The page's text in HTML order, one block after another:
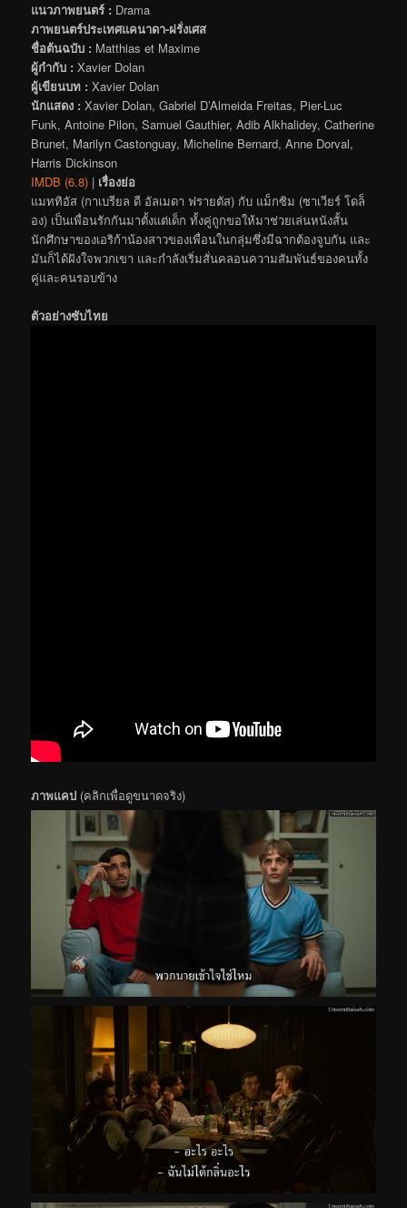
แนวภาพยนตร์ : Drama
ภาพยนตร์ประเทศแคนาดา-ฝรั่งเศส
ชื่อต้นฉบับ : Matthias et Maxime
ผู้กำกับ : Xavier Dolan
ผู้เขียนบท : Xavier Dolan
นักแสดง : Xavier Dolan, Gabriel D’Almeida Freitas, Pier-Luc
Funk, Antoine Pilon, Samuel Gauthier, Adib Alkhalidey, Catherine
Brunet, Marilyn Castonguay, Micheline Bernard, Anne Dorval,
Harris Dickinson
IMDB (6.8) | เรื่องย่อ
แมททิอัส (กาเบรียล ดี อัลเมดา ฟรายตัส) กับ แม็กซิม (ซาเวียร์ โดล็
อง) เป็นเพื่อนรักกันมาตั้งแต่เด็ก ทั้งคู่ถูกขอให้มาช่วยเล่นหนังสั้น
นักศึกษาของเอริก้าน้องสาวของเพื่อนในกลุ่มซึ่งมีฉากต้องจูบกัน และ
มันก็ได้ฝังใจพวกเขา และกำลังเริ่มสั่นคลอนความสัมพันธ์ของคนทั้ง
คู่และคนรอบข้าง
ตัวอย่างซับไทย
ภาพแคป (คลิกเพื่อดูขนาดจริง)